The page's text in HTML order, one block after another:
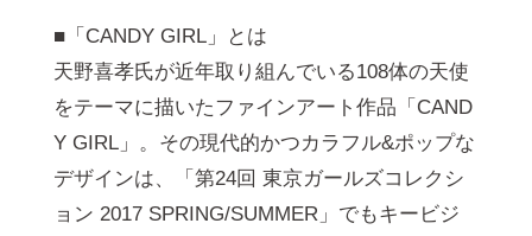
■「CANDY GIRL」とは
天野喜孝氏が近年取り組んでいる108体の天使
をテーマに描いたファインアート作品「CAND
Y GIRL」。その現代的かつカラフル&ポップな
デザインは、「第24回 東京ガールズコレクシ
ョン 2017 SPRING/SUMMER」でもキービジ